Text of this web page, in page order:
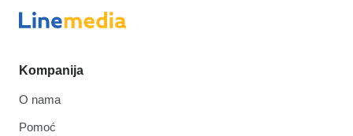
Kompanija
O nama
Pomoć